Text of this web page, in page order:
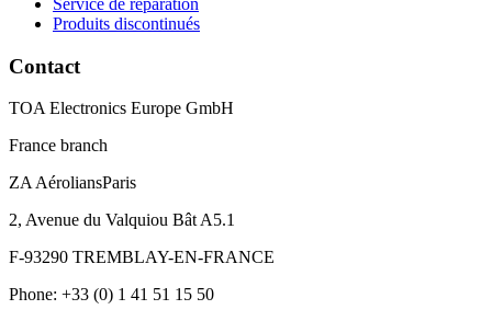
Produits discontinués
Contact
TOA Electronics Europe GmbH
France branch
ZA AéroliansParis
2, Avenue du Valquiou Bât A5.1
F-93290 TREMBLAY-EN-FRANCE
Phone: +33 (0) 1 41 51 15 50